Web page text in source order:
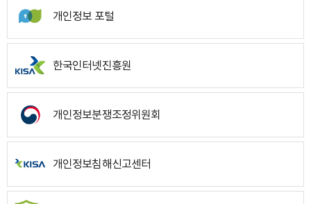
개인정보 포털
한국인터넷진흥원
개인정보분쟁조정위원회
개인정보침해신고센터